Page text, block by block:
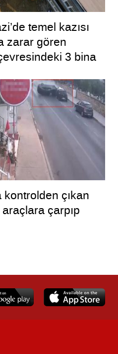
temel kazısı
zarar gören
3 bina
kontrolden çıkan
çarpıp